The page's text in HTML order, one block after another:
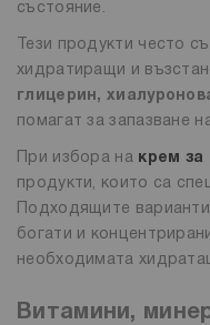
състояние.
Тези продукти често
хидратиращи и
глицерин,
помагат за запазване
При избора на крем за
продукти, които са
Подходящите
богати и
необходимата
Витамини,